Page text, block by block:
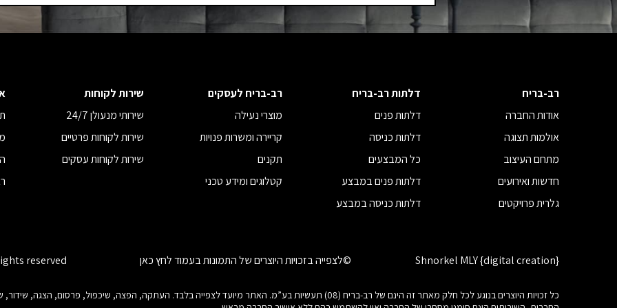
רב-בריח
אודות החברה
אולמות תצוגה
מתחם העיצוב
חדשות ואירועים
גלרית פרויקטים
דלתות רב-בריח
דלתות פנים
דלתות כניסה
כל המבצעים
דלתות פנים במבצע
דלתות כניסה במבצע
רב-בריח לעסקים
מוצרי נעילה
קריירה ומשרות פנויות
תקנים
קטלוגים ומידע טכני
שירות לקוחות
שירותי מנעולן 24/7
שירות לקוחות פרטיים
שירות לקוחות עסקים
Shnorkel MLY {digital creation} ©לצפייה בזכויות היוצרים של התמונות בעמודלחץ כאן reserved
כל זכויות היוצרים בנוגע לכל חלק מאתר זה הינם של רב-בריח (08) תעשיות בע”מ. האתר מיועד לצפייה בלבד. העתקה, הפצה,